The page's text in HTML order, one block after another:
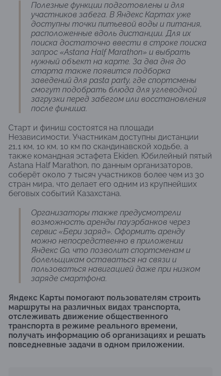
Полезные функции подготовлены и для
участников забега. В Яндекс Картах уже
доступны точки питьевой воды и питания,
расположенные вдоль дистанции. Для их
поиска достаточно ввести в строке поиска
запрос «Astana Half Marathon» и выбрать
нужный объект на карте. За два дня до
старта также появится подборка
заведений для pasta party, где спортсмены
смогут подобрать блюда для углеводной
загрузки перед забегом или восстановления
после финиша.
Старт и финиш состоятся на площади
Независимости. Участникам доступны дистанции
21,1 км, 10 км, 10 км по скандинавской ходьбе, а
также командная эстафета Ekiden. Юбилейный пятый
Astana Half Marathon, по данным организаторов,
соберёт около 7 тысяч участников более чем из 30
стран мира, что делает его одним из крупнейших
беговых событий Казахстана.
Организаторы также предусмотрели
возможность аренды пауэрбанков через
сервис «Бери заряд». Оформить аренду
можно непосредственно в приложении
Яндекс Go, что позволит спортсменам и
болельщикам оставаться на связи и
пользоваться навигацией даже при низком
заряде смартфона.
Яндекс Карты помогают пользователям строить
маршруты на различных видах транспорта,
отслеживать движение общественного
транспорта в режиме реального времени,
получать информацию об организациях и решать
повседневные задачи в одном приложении.